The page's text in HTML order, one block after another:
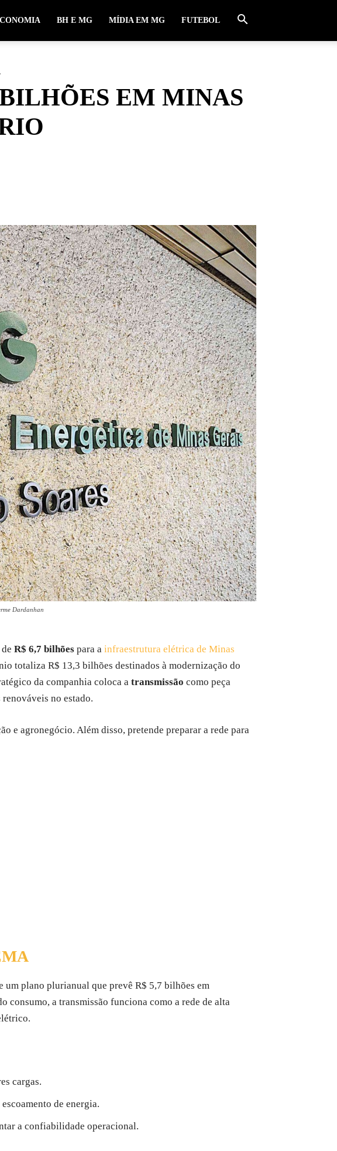
BH E MG MÍDIA EM MG FUTEBOL
EM MINAS
Dardanhan
R$ 6,7 bilhões para a infraestrutura elétrica de Minas
totaliza R$ 13,3 bilhões destinados à modernização do
da companhia coloca a transmissão como peça
no estado.
e agronegócio. Além disso, pretende preparar a rede para
um plano plurianual que prevê R$ 5,7 bilhões em
a transmissão funciona como a rede de alta
cargas.
de energia.
a confiabilidade operacional.